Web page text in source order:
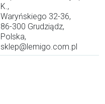
K.,
Waryńskiego 32-36,
86-300 Grudziądz,
Polska,
sklep@lemigo.com.pl